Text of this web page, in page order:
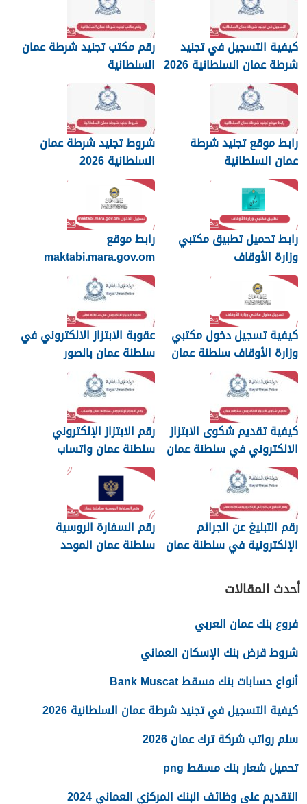
كيفية التسجيل في تجنيد
شرطة عمان السلطانية 2026
رقم مكتب تجنيد شرطة عمان
السلطانية
رابط موقع تجنيد شرطة
عمان السلطانية
شروط تجنيد شرطة عمان
السلطانية 2026
رابط تحميل تطبيق مكتبي
وزارة الأوقاف
رابط موقع
maktabi.mara.gov.om
تسجيل الدخول
كيفية تسجيل دخول مكتبي
وزارة الأوقاف سلطنة عمان
عقوبة الابتزاز الالكتروني في
سلطنة عمان بالصور
والرسائل
كيفية تقديم شكوى الابتزاز
الالكتروني في سلطنة عمان
رقم الابتزاز الإلكتروني
سلطنة عمان واتساب
رقم التبليغ عن الجرائم
الإلكترونية في سلطنة عمان
رقم السفارة الروسية
سلطنة عمان الموحد
أحدث المقالات
فروع بنك عمان العربي
شروط قرض بنك الإسكان العماني
أنواع حسابات بنك مسقط Bank Muscat
كيفية التسجيل في تجنيد شرطة عمان السلطانية 2026
سلم رواتب شركة ترك عمان 2026
تحميل شعار بنك مسقط png
التقديم على وظائف البنك المركزي العماني 2024